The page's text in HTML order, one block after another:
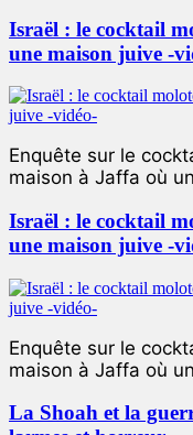
Israël : le cocktail
une maison juive -
Enquête sur le
maison à Jaffa où
Israël : le cocktail
une maison juive -
Enquête sur le
maison à Jaffa où
La Shoah et la